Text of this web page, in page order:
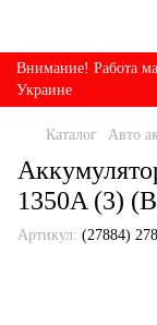
Внимание! Работа
Украине
Каталог Авто
1350A (3)
Артикул: (27884)